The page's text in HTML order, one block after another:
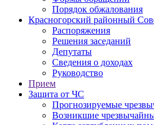
Порядок обжалования
Красногорский районный
Распоряжения
Решения заседаний
Депутаты
Сведения о доходах
Руководство
Прием
Защита от ЧС
Прогнозируемые
Возникшие